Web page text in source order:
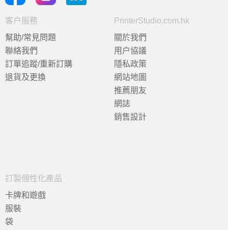
客户服務
幫助/常見問題
聯絡我們
訂單追蹤/重新訂購
退貨及更換
PrinterStudio.com.hk
關於我們
用户協議
隱私政策
網站地圖
推薦朋友
網誌
銷售設計
訂製個性化產品
卡牌和遊戲
服裝
袋